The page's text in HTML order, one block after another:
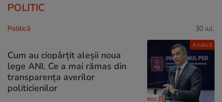
POLITIC
Analiză
Politică 30 iul.
Cum au ciopârțit aleșii noua
lege ANI. Ce a mai rămas din
transparența averilor
politicienilor